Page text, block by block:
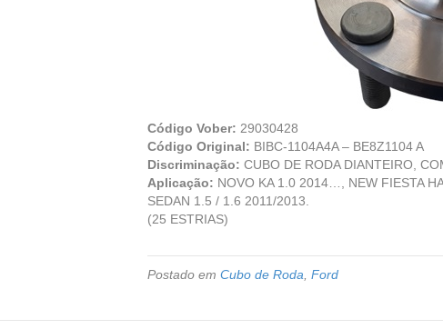
Código Vober: 29030428
Código Original: BIBC-1104A4A – BE8Z1104 A
Discriminação: CUBO DE RODA DIANTEIRO,
Aplicação: NOVO KA 1.0 2014…, NEW FIESTA
SEDAN 1.5 / 1.6 2011/2013.
(25 ESTRIAS)
Postado em Cubo de Roda Ford